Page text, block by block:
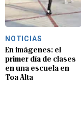
NOTICIAS
En imágenes: el
primer día de clases
en una escuela en
Toa Alta